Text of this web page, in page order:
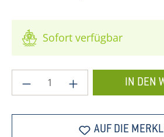
Sofort verfügbar
Produkt Anzahl: GibIN DEN
AUF DIE